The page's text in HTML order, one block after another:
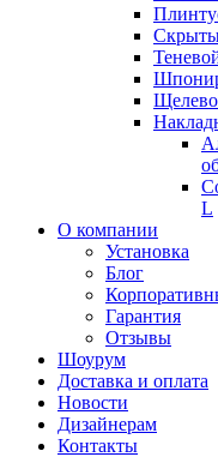
L
О компании
Установка
Блог
Гарантия
Отзывы
Шоурум
Доставка и оплата
Новости
Дизайнерам
Контакты